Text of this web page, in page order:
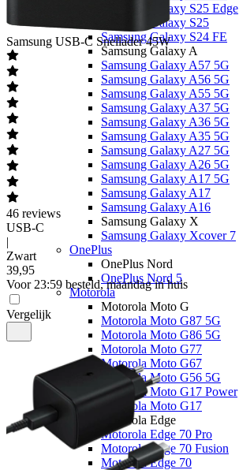
Samsung Galaxy S25 Edge
Samsung Galaxy S25
Samsung Galaxy S24 FE
Samsung Galaxy A
Samsung Galaxy A57 5G
Samsung Galaxy A56 5G
Samsung Galaxy A55 5G
Samsung Galaxy A37 5G
Samsung Galaxy A36 5G
Samsung Galaxy A35 5G
Samsung Galaxy A27 5G
Samsung Galaxy A26 5G
Samsung Galaxy A17 5G
Samsung Galaxy A17
Samsung Galaxy A16
Samsung Galaxy X
Samsung Galaxy Xcover 7
OnePlus
OnePlus Nord
OnePlus Nord 5
Motorola
Motorola Moto G
Motorola Moto G87 5G
Motorola Moto G86 5G
Motorola Moto G77
Motorola Moto G67
Motorola Moto G56 5G
Motorola Moto G17 Power
Motorola Moto G17
Motorola Edge
Motorola Edge 70 Pro
Motorola Edge 70 Fusion
Motorola Edge 70
Samsung USB-C Snellader 45W
46 reviews
USB-C
|
Zwart
39,95
Voor 23:59 besteld, maandag in huis
Vergelijk